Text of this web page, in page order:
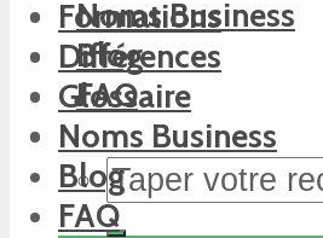
Noms Business
Blog
FAQ
Formations
Différences
Glossaire
Noms Business
Blog
FAQ